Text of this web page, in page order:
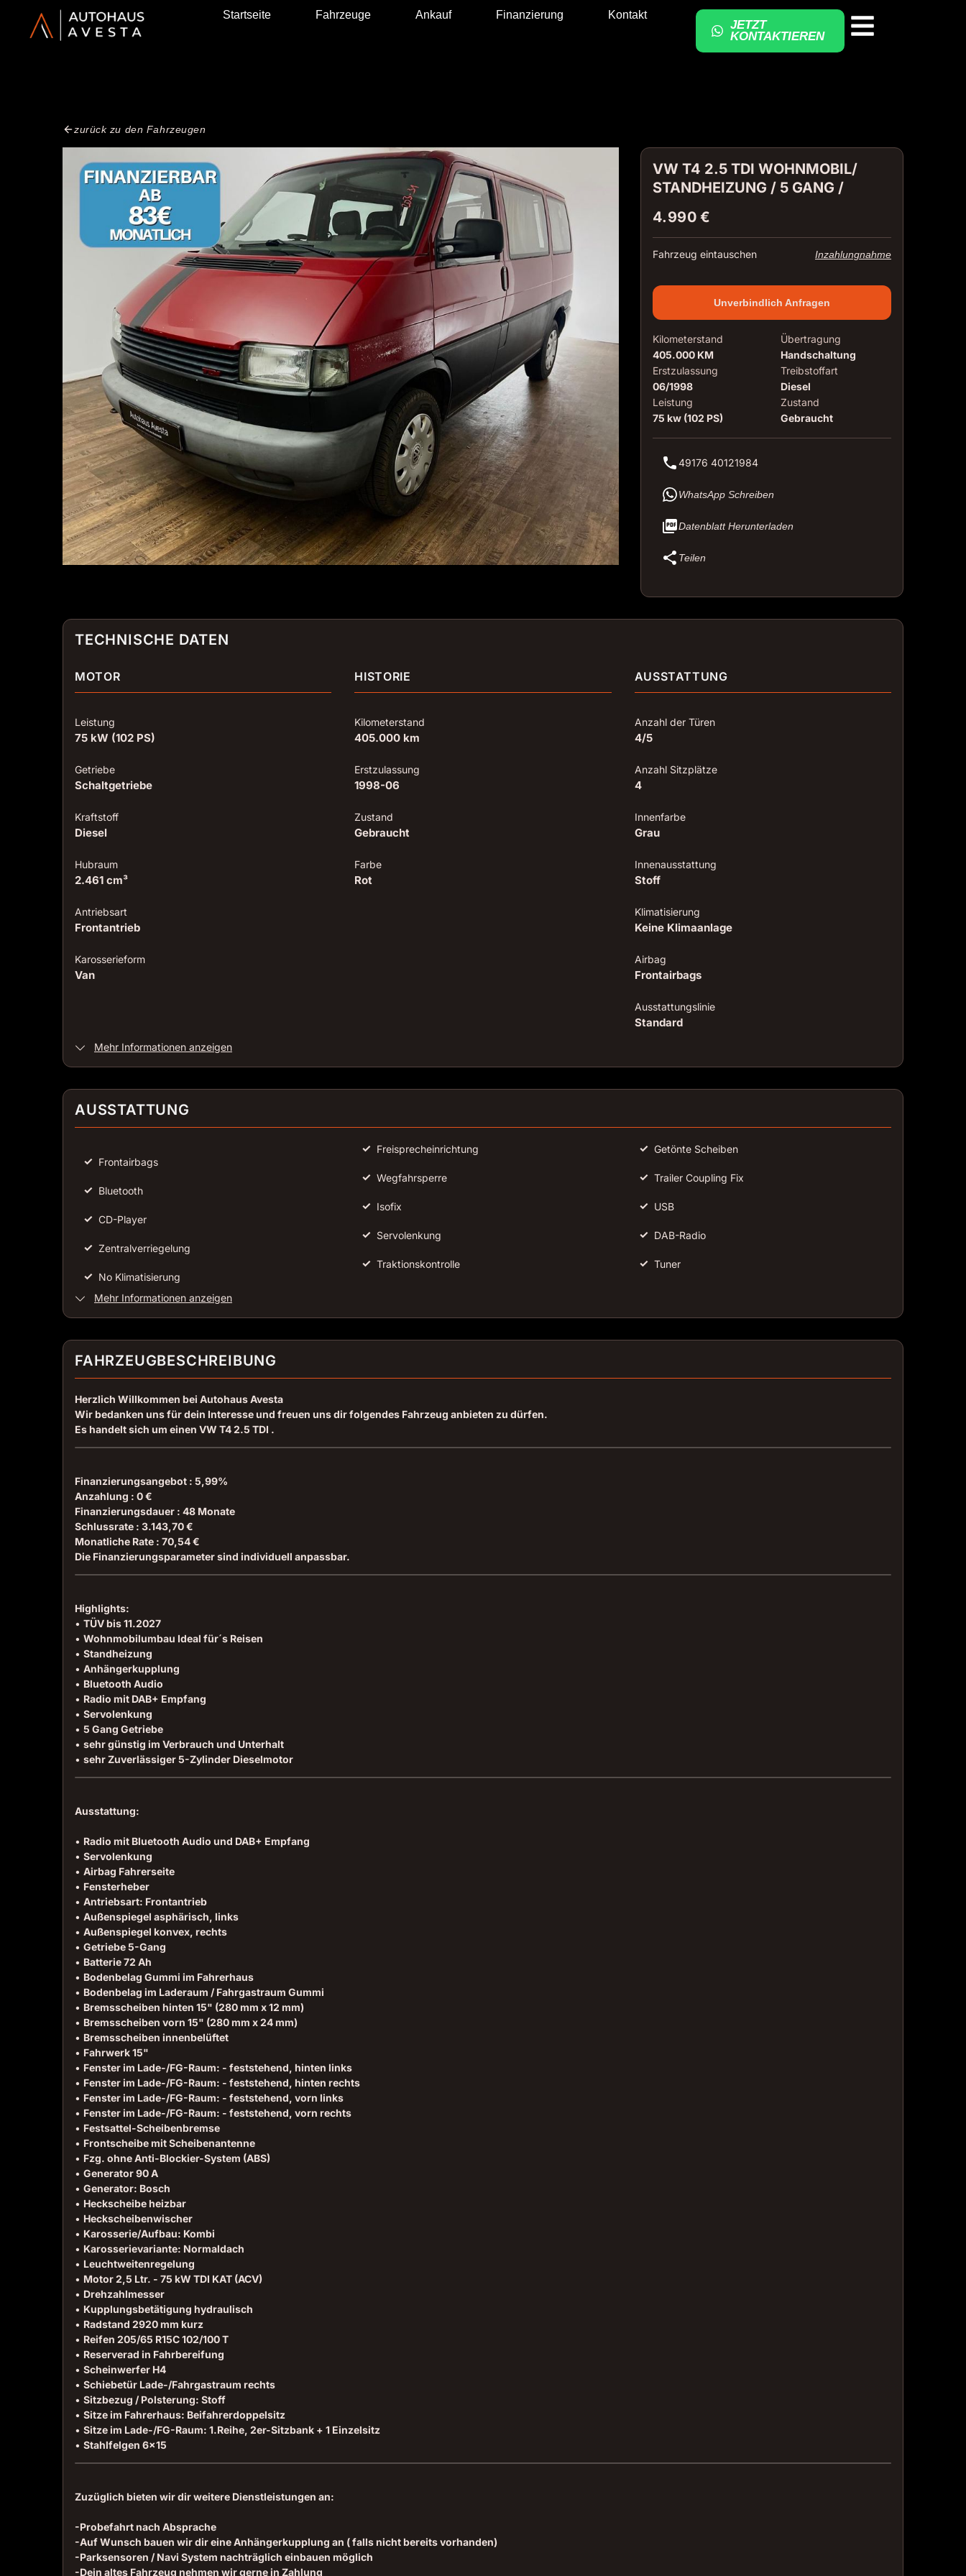
Startseite Fahrzeuge Ankauf Finanzierung Kontakt
JETZT
KONTAKTIEREN
zurück zu den Fahrzeugen
VW T4 2.5 TDI WOHNMOBIL/
STANDHEIZUNG / 5 GANG /
4.990 €
Fahrzeug eintauschen Inzahlungnahme
Unverbindlich Anfragen
Kilometerstand
405.000 KM
Erstzulassung
06/1998
Leistung
75 kw (102 PS)
Übertragung
Handschaltung
Treibstoffart
Diesel
Zustand
Gebraucht
49176 40121984
WhatsApp Schreiben
Datenblatt Herunterladen
Teilen
TECHNISCHE DATEN
MOTOR
Leistung
75 kW (102 PS)
Getriebe
Schaltgetriebe
Kraftstoff
Diesel
Hubraum
2.461 cm³
Antriebsart
Frontantrieb
Karosserieform
Van
HISTORIE
Kilometerstand
405.000 km
Erstzulassung
1998-06
Zustand
Gebraucht
Farbe
Rot
AUSSTATTUNG
Anzahl der Türen
4/5
Anzahl Sitzplätze
4
Innenfarbe
Grau
Innenausstattung
Stoff
Klimatisierung
Keine Klimaanlage
Airbag
Frontairbags
Ausstattungslinie
Standard
Mehr Informationen anzeigen
AUSSTATTUNG
✓ Frontairbags
✓ Bluetooth
✓ CD-Player
✓ Zentralverriegelung
✓ No Klimatisierung
✓ Freisprecheinrichtung
✓ Wegfahrsperre
✓ Isofix
✓ Servolenkung
✓ Traktionskontrolle
✓ Getönte Scheiben
✓ Trailer Coupling Fix
✓ USB
✓ DAB-Radio
✓ Tuner
Mehr Informationen anzeigen
FAHRZEUGBESCHREIBUNG
Herzlich Willkommen bei Autohaus Avesta
Wir bedanken uns für dein Interesse und freuen uns dir folgendes Fahrzeug anbieten zu dürfen.
Es handelt sich um einen VW T4 2.5 TDI .
Finanzierungsangebot : 5,99%
Anzahlung : 0 €
Finanzierungsdauer : 48 Monate
Schlussrate : 3.143,70 €
Monatliche Rate : 70,54 €
Die Finanzierungsparameter sind individuell anpassbar.
Highlights:
• TÜV bis 11.2027
• Wohnmobilumbau Ideal für´s Reisen
• Standheizung
• Anhängerkupplung
• Bluetooth Audio
• Radio mit DAB+ Empfang
• Servolenkung
• 5 Gang Getriebe
• sehr günstig im Verbrauch und Unterhalt
• sehr Zuverlässiger 5-Zylinder Dieselmotor
Ausstattung:
• Radio mit Bluetooth Audio und DAB+ Empfang
• Servolenkung
• Airbag Fahrerseite
• Fensterheber
• Antriebsart: Frontantrieb
• Außenspiegel asphärisch, links
• Außenspiegel konvex, rechts
• Getriebe 5-Gang
• Batterie 72 Ah
• Bodenbelag Gummi im Fahrerhaus
• Bodenbelag im Laderaum / Fahrgastraum Gummi
• Bremsscheiben hinten 15" (280 mm x 12 mm)
• Bremsscheiben vorn 15" (280 mm x 24 mm)
• Bremsscheiben innenbelüftet
• Fahrwerk 15"
• Fenster im Lade-/FG-Raum: - feststehend, hinten links
• Fenster im Lade-/FG-Raum: - feststehend, hinten rechts
• Fenster im Lade-/FG-Raum: - feststehend, vorn links
• Fenster im Lade-/FG-Raum: - feststehend, vorn rechts
• Festsattel-Scheibenbremse
• Frontscheibe mit Scheibenantenne
• Fzg. ohne Anti-Blockier-System (ABS)
• Generator 90 A
• Generator: Bosch
• Heckscheibe heizbar
• Heckscheibenwischer
• Karosserie/Aufbau: Kombi
• Karosserievariante: Normaldach
• Leuchtweitenregelung
• Motor 2,5 Ltr. - 75 kW TDI KAT (ACV)
• Drehzahlmesser
• Kupplungsbetätigung hydraulisch
• Radstand 2920 mm kurz
• Reifen 205/65 R15C 102/100 T
• Reserverad in Fahrbereifung
• Scheinwerfer H4
• Schiebetür Lade-/Fahrgastraum rechts
• Sitzbezug / Polsterung: Stoff
• Sitze im Fahrerhaus: Beifahrerdoppelsitz
• Sitze im Lade-/FG-Raum: 1.Reihe, 2er-Sitzbank + 1 Einzelsitz
• Stahlfelgen 6x15
Zuzüglich bieten wir dir weitere Dienstleistungen an:
-Probefahrt nach Absprache
-Auf Wunsch bauen wir dir eine Anhängerkupplung an ( falls nicht bereits vorhanden)
-Parksensoren / Navi System nachträglich einbauen möglich
-Dein altes Fahrzeug nehmen wir gerne in Zahlung